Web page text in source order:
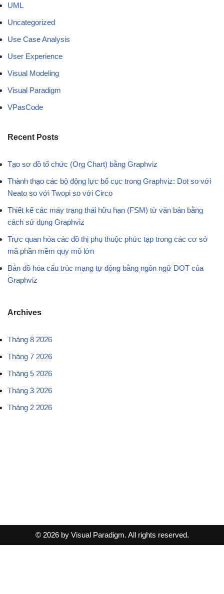
UML
Uncategorized
Use Case Analysis
User Experience
Visual Modeling
Visual Paradigm
VPasCode
Recent Posts
Tạo sơ đồ tổ chức (Org Chart) bằng Graphviz
Thành thạo các bộ động lực bố cục trong Graphviz: Dot so với
Neato so với Twopi so với Circo
Thiết kế các máy trạng thái hữu hạn (FSM) từ văn bản bằng
cách sử dụng Graphviz
Trực quan hóa các đồ thị phụ thuộc phức tạp trong các cơ sở
mã phần mềm quy mô lớn
Bản đồ hóa cấu trúc mạng tự động bằng ngôn ngữ DOT của
Graphviz
Archives
Tháng 8 2026
Tháng 7 2026
Tháng 5 2026
Tháng 3 2026
Tháng 2 2026
© 2026 by Visual Paradigm. All rights reserved.